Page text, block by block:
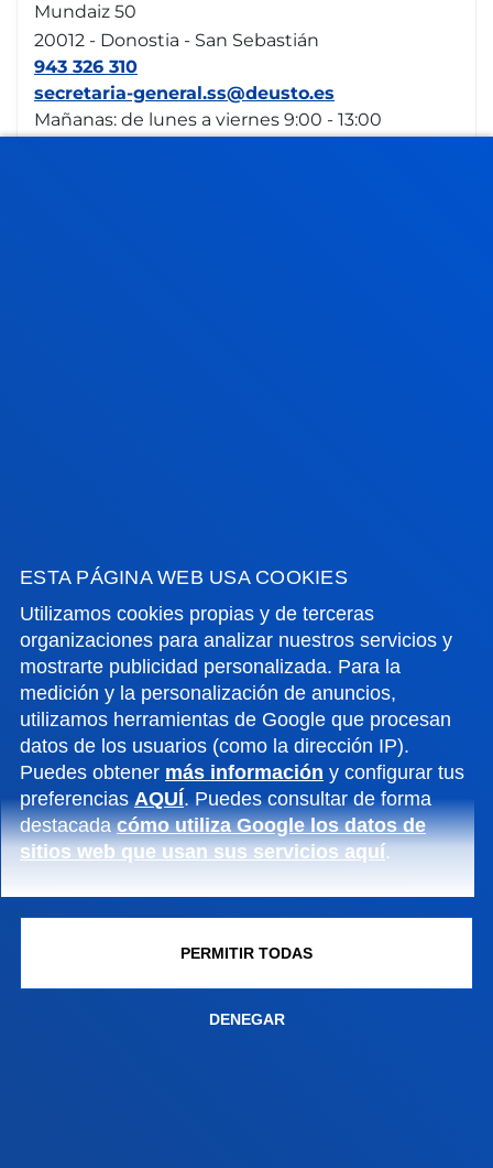
ESTA PÁGINA WEB USA COOKIES
Utilizamos cookies propias y de terceras
organizaciones para analizar nuestros servicios y
mostrarte publicidad personalizada. Para la
medición y la personalización de anuncios,
utilizamos herramientas de Google que procesan
datos de los usuarios (como la dirección IP).
Puedes obtener más información y configurar tus
preferenciasAQUÍ. Puedes consultar de forma
destacadacómo utiliza Google los datos de
sitios web que usan sus servicios aquí.
PERMITIR TODAS
DENEGAR
Mundaiz 50
20012 - Donostia - San Sebastián
943 326 310
secretaria-general.ss@deusto.es
Mañanas: de lunes a viernes 9:00 - 13:00
+34 944 139 000
Contacto
Campus San Sebastián
Conoce el campus
+34 943 326 600
Contacto
Sede Vitoria
Conoce la sede
+34 945 010 114
Contacto